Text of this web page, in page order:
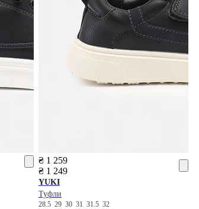
₴ 1 259
₴ 1 249
YUKI
Туфли
28.5 29 30 31 31.5 32